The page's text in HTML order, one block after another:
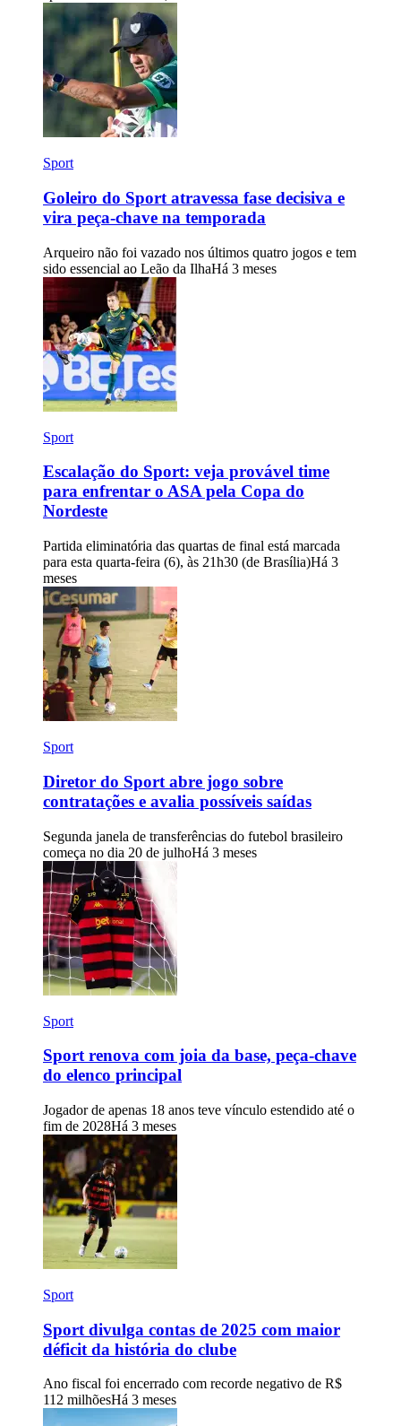
Sport
Goleiro do Sport atravessa fase decisiva e
vira peça-chave na temporada
Arqueiro não foi vazado nos últimos quatro jogos e tem
sido essencial ao Leão da IlhaHá 3 meses
Sport
Escalação do Sport: veja provável time
para enfrentar o ASA pela Copa do
Nordeste
Partida eliminatória das quartas de final está marcada
para esta quarta-feira (6), às 21h30 (de Brasília)Há 3
meses
Sport
Diretor do Sport abre jogo sobre
contratações e avalia possíveis saídas
Segunda janela de transferências do futebol brasileiro
começa no dia 20 de julhoHá 3 meses
Sport
Sport renova com joia da base, peça-chave
do elenco principal
Jogador de apenas 18 anos teve vínculo estendido até o
fim de 2028Há 3 meses
Sport
Sport divulga contas de 2025 com maior
déficit da história do clube
Ano fiscal foi encerrado com recorde negativo de R$
112 milhõesHá 3 meses